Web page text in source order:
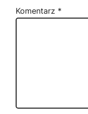
Komentarz *